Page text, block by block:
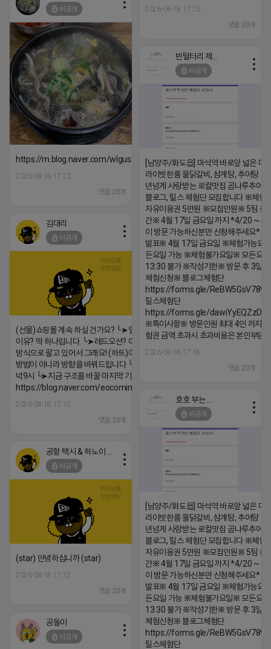
2026-04-18 17:23
댓글:20개
비공개
https://m.blog.naver.com/wlgus1647/224253846149
2026-04-18 17:23
댓글:20개
비공개
[남양주/화도읍] 마석역 바로앞 넓은 매
라이빗한룸 물닭갈비, 삼계탕, 추어탕 맛
년넘게 사랑받는 로컬맛집 곰나루추어
블로그, 릴스 체험단 모집합니다 ※체험
자유이용권 5만원 ※모집인원※ 5팀 ※
간※ 4월 17일 금요일 까지 *4/20 ~ 4/
이 방문 가능하신분만 신청해주세요* ※
발표※ 4월 17일 금요일 ※체험가능요
든요일 가능 ※체험불가요일※ 모든요
13:30 불가 ※작성기한※ 방문 후 3일
체험신청※ 블로그체험단
https://forms.gle/
릴스체험단
https://forms.gle/
※특이사항※ 방문인원 최대 4인 까지
험권 금액 초과시 초과비용은 본인부담
2026-04-18 17:18
댓글:20개
김대리
비공개
(선물)쇼핑몰 계속 하실 건가요? ╰➤열심히 해도 안되는
이유? 딱 하나입니다. ╰➤레드오션? 아니요! ╰➤모두 같은
방식으로 팔고 있어서 그래요! (하트)이번엔 다릅니다. ╰➤
방법이 아니라 방향을 바꿔드립니다 ╰➤4월 21일(화) 저
녁9시 ╰➤지금 구조를 바꿀 마지막 기회
https://blog.naver.com/eocomim/224250518436
2026-04-18 17:15
댓글:20개
비공개
[남양주/화도읍] 마석역 바로앞 넓은 매
라이빗한룸 물닭갈비, 삼계탕, 추어탕 맛
년넘게 사랑받는 로컬맛집 곰나루추어
블로그, 릴스 체험단 모집합니다 ※체험
자유이용권 5만원 ※모집인원※ 5팀 ※
간※ 4월 17일 금요일 까지 *4/20 ~ 4/
이 방문 가능하신분만 신청해주세요* ※
발표※ 4월 17일 금요일 ※체험가능요
든요일 가능 ※체험불가요일※ 모든요
13:30 불가 ※작성기한※ 방문 후 3일
체험신청※ 블로그체험단
https://forms.gle/
릴스체험단
비공개
(star) 안녕하십니까 (star)
2026-04-18 17:12
댓글:20개
공돌이
비공개